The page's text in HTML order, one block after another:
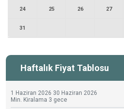
24 25 26 27
31
Haftalık Fiyat Tablosu
1 Haziran 2026 30 Haziran 2026
Min. Kiralama 3 gece